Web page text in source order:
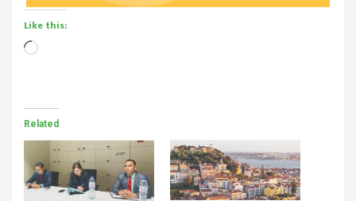
Like this:
Loading…
Related